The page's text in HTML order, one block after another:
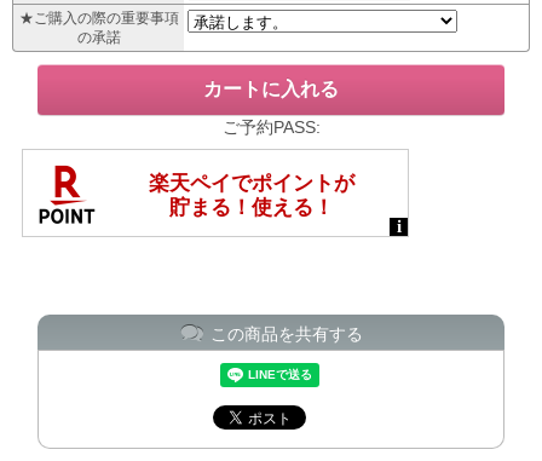
★ご購入の際の重要事項
の承諾
ご予約PASS:
この商品を共有する